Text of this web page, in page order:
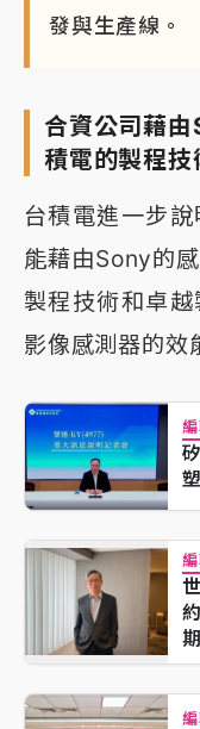
發與生產線。
合資公司藉
積電的製程
台積電進一步
能藉由Sony的
製程技術和卓
影像感測器的效